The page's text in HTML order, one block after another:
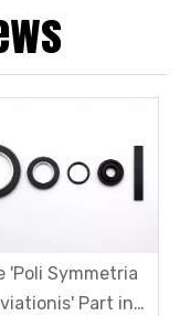
'Poli Symmetria
Part in